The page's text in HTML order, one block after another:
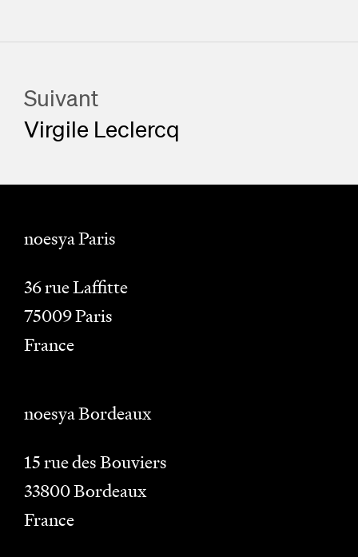
Suivant
Virgile Leclercq
noesya Paris
36 rue Laffitte
75009Paris
France
noesya Bordeaux
15 rue des Bouviers
33800Bordeaux
France